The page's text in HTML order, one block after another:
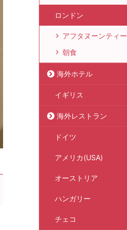
ロンドン
アフタヌーンティー
朝食
海外ホテル
イギリス
海外レストラン
ドイツ
アメリカ(USA)
オーストリア
ハンガリー
チェコ